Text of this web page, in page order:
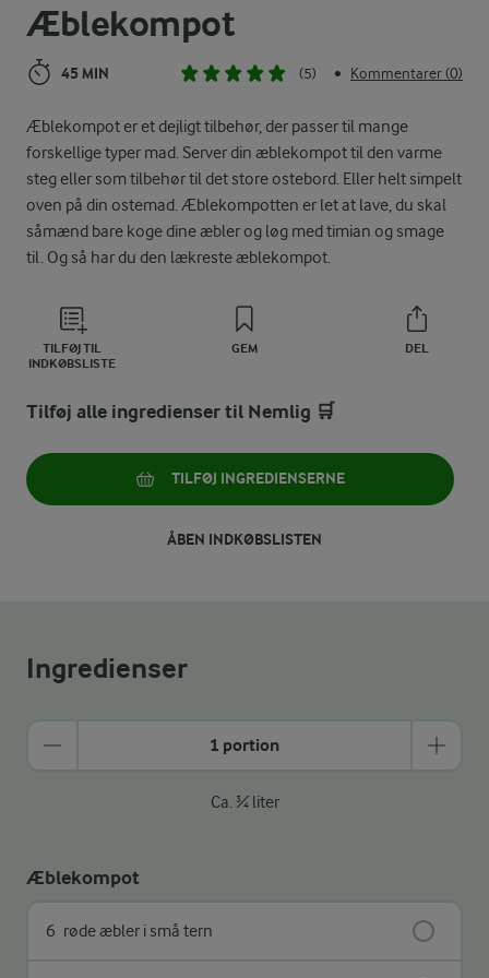
Æblekompot
45 MIN (5) • Kommentarer (0)
Æblekompot er et dejligt tilbehør, der passer til mange
forskellige typer mad. Server din æblekompot til den varme
steg eller som tilbehør til det store ostebord. Eller helt simpelt
oven på din ostemad. Æblekompotten er let at lave, du skal
såmænd bare koge dine æbler og løg med timian og smage
til. Og så har du den lækreste æblekompot.
TILFØJ TIL
INDKØBSLISTE
GEM DEL
Tilføj alle ingredienser til Nemlig 🛒
TILFØJ INGREDIENSERNE
ÅBEN INDKØBSLISTEN
Ingredienser
1 portion
Ca. ¾ liter
Æblekompot
6 røde æbler i små tern